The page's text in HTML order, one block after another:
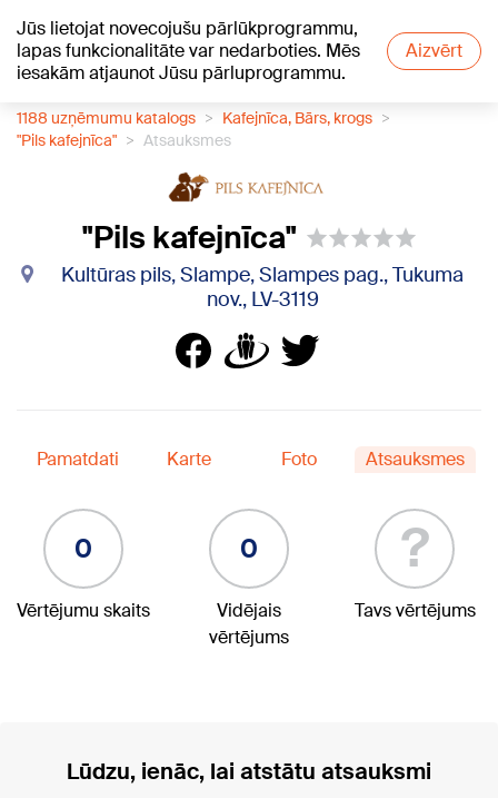
Jūs lietojat novecojušu pārlūkprogrammu,
lapas funkcionalitāte var nedarboties. Mēs
iesakām atjaunot Jūsu pārluprogrammu.
Aizvērt
+19°C
1188 uzņēmumu katalogs
Kafejnīca, Bārs, krogs
"Pils kafejnīca"
Atsauksmes
"Pils kafejnīca"
Kultūras pils, Slampe, Slampes pag., Tukuma
nov., LV-3119
Pamatdati Karte Foto Atsauksmes
0
Vērtējumu skaits
0
Vidējais
vērtējums
?
Tavs vērtējums
Lūdzu, ienāc, lai atstātu atsauksmi